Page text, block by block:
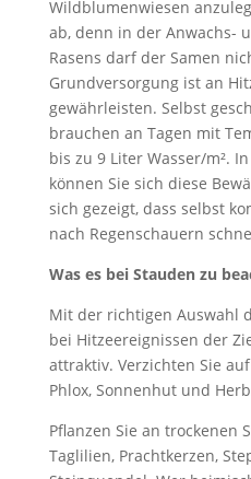
Wildblumenwiesen
ab, denn in der Anwachs-
Rasens darf der Samen
Grundversorgung ist an
gewährleisten. Selbst
brauchen an Tagen mit
bis zu 9 Liter Wasser/m².
können Sie sich diese
sich gezeigt, dass selbst
nach Regenschauern
Was es bei Stauden zu
Mit der richtigen Auswahl
bei Hitzeereignissen der
attraktiv. Verzichten Sie
Phlox, Sonnenhut und
Pflanzen Sie an trockenen
Taglilien, Prachtkerzen,